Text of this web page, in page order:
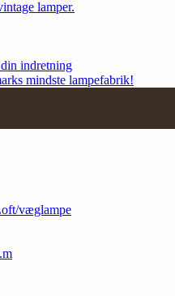
lamper.
væglampe